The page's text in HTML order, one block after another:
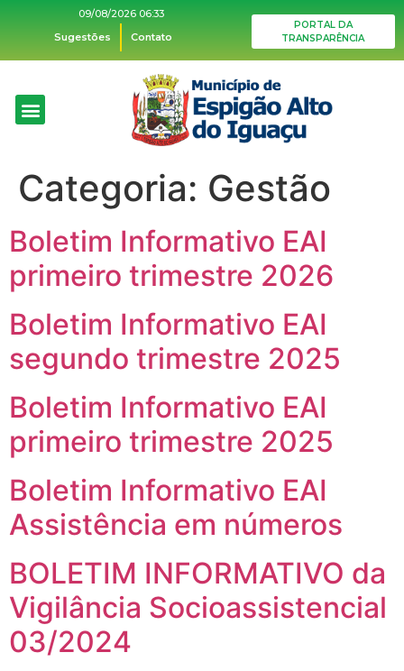
09/08/2026 06:33
Sugestões
Contato
PORTAL DA
TRANSPARÊNCIA
Categoria: Gestão
Boletim Informativo EAI
primeiro trimestre 2026
Boletim Informativo EAI
segundo trimestre 2025
Boletim Informativo EAI
primeiro trimestre 2025
Boletim Informativo EAI
Assistência em números
BOLETIM INFORMATIVO da
Vigilância Socioassistencial
03/2024